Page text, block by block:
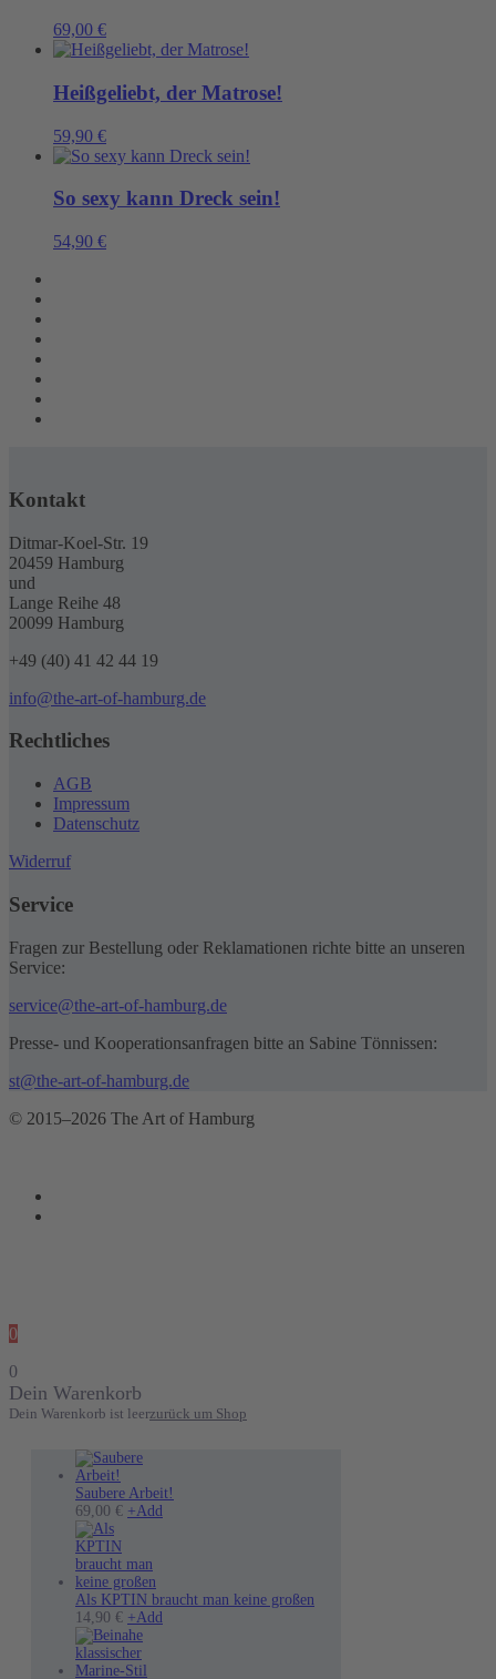
69,00 €
Heißgeliebt, der Matrose!
59,90 €
So sexy kann Dreck sein!
54,90 €
Kontakt
Ditmar-Koel-Str. 19
20459 Hamburg
und
Lange Reihe 48
20099 Hamburg
+49 (40) 41 42 44 19
info@the-art-of-hamburg.de
Rechtliches
AGB
Impressum
Datenschutz
Widerruf
Service
Fragen zur Bestellung oder Reklamationen richte bitte an unseren
Service:
service@the-art-of-hamburg.de
Presse- und Kooperationsanfragen bitte an Sabine Tönnissen:
st@the-art-of-hamburg.de
© 2015–2026 The Art of Hamburg
0
0
Dein Warenkorb
Dein Warenkorb ist leerzurück um Shop
Saubere Arbeit!
69,00 € +Add
Als KPTIN braucht man keine großen
14,90 € +Add